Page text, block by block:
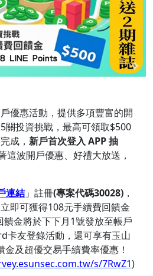
優惠活動，提供多項豐富的開
關投資挑戰，最高可領取$500
成， 新戶首次登入 APP 抽
這波開戶優惠、好禮大放送，
連結」註冊(專案代碼30028)，
即可獲得108元手續費回饋金
饋金將於下下月1號發放至帳戶
卡友登錄活動，還可享有玉山
及超優交易手續費率優惠！
s/7RwZ1)